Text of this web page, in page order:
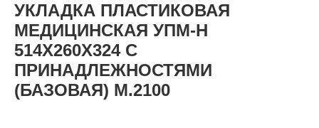
УКЛАДКА ПЛАСТИКОВАЯ
МЕДИЦИНСКАЯ УПМ-Н
514Х260Х324 С
ПРИНАДЛЕЖНОСТЯМИ
(БАЗОВАЯ) М.2100